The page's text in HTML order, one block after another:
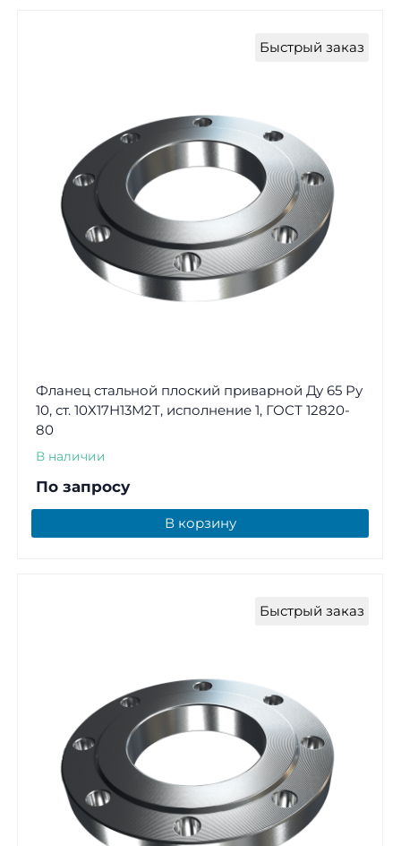
Быстрый заказ
Фланец стальной плоский приварной Ду 65 Ру
10, ст. 10Х17Н13М2Т, исполнение 1, ГОСТ 12820-
80
В наличии
По запросу
В корзину
Быстрый заказ